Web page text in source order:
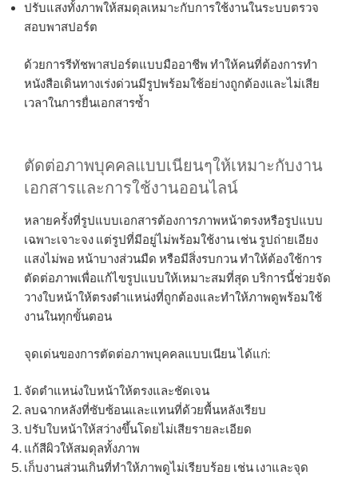
ปรับแสงทั้งภาพให้สมดุลเหมาะกับการใช้งานในระบบตรวจ
สอบพาสปอร์ต
ด้วยการรีทัชพาสปอร์ตแบบมืออาชีพ ทำให้คนที่ต้องการทำ
หนังสือเดินทางเร่งด่วนมีรูปพร้อมใช้อย่างถูกต้องและไม่เสีย
เวลาในการยื่นเอกสารซ้ำ
ตัดต่อภาพบุคคลแบบเนียนๆให้เหมาะกับงาน
เอกสารและการใช้งานออนไลน์
หลายครั้งที่รูปแบบเอกสารต้องการภาพหน้าตรงหรือรูปแบบ
เฉพาะเจาะจง แต่รูปที่มีอยู่ไม่พร้อมใช้งาน เช่น รูปถ่ายเอียง
แสงไม่พอ หน้าบางส่วนมืด หรือมีสิ่งรบกวน ทำให้ต้องใช้การ
ตัดต่อภาพเพื่อแก้ไขรูปแบบให้เหมาะสมที่สุด บริการนี้ช่วยจัด
วางใบหน้าให้ตรงตำแหน่งที่ถูกต้องและทำให้ภาพดูพร้อมใช้
งานในทุกขั้นตอน
จุดเด่นของการตัดต่อภาพบุคคลแบบเนียน ได้แก่:
จัดตำแหน่งใบหน้าให้ตรงและชัดเจน
ลบฉากหลังที่ซับซ้อนและแทนที่ด้วยพื้นหลังเรียบ
ปรับใบหน้าให้สว่างขึ้นโดยไม่เสียรายละเอียด
แก้สีผิวให้สมดุลทั้งภาพ
เก็บงานส่วนเกินที่ทำให้ภาพดูไม่เรียบร้อย เช่น เงาและจุด